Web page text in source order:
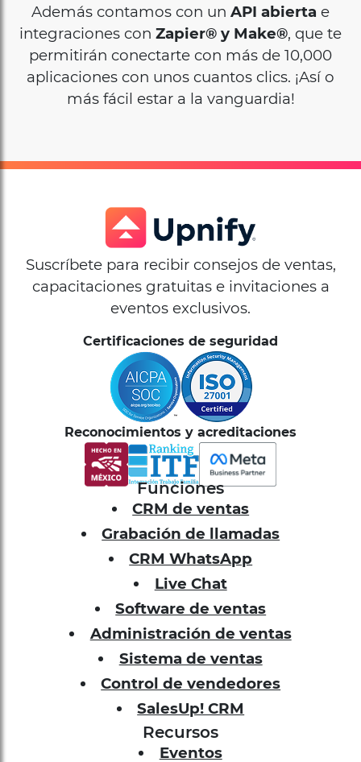
integraciones conZapier® y Make®, que te
permitirán conectarte con más de 10,000
aplicaciones con unos cuantos clics. ¡Así o
más fácil estar a la vanguardia!
Suscríbete para recibir consejos de ventas,
capacitaciones gratuitas e invitaciones a
eventos exclusivos.
Certificaciones de seguridad
Reconocimientos y acreditaciones
Funciones
CRM de ventas
Grabación de llamadas
CRM WhatsApp
Live Chat
Software de ventas
Administración de ventas
Sistema de ventas
Control de vendedores
SalesUp! CRM
Recursos
Eventos
¿Qué es un CRM?